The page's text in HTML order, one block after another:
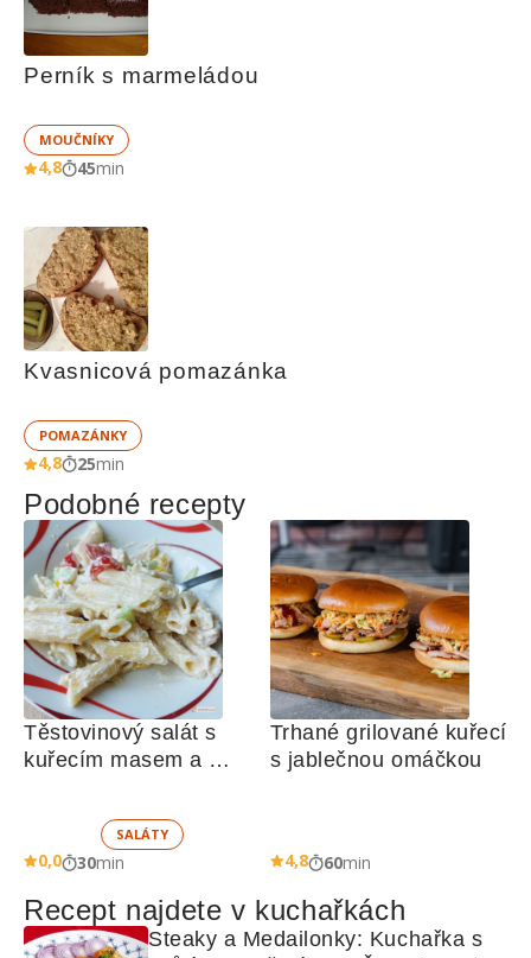
Perník s marmeládou
MOUČNÍKY
4,8 45min
Kvasnicová pomazánka
POMAZÁNKY
4,8 25min
Podobné recepty
Těstovinový salát s
kuřecím masem a
SALÁTY
0,0 30min
Trhané grilované kuřecí
s jablečnou omáčkou
4,8 60min
Recept najdete v kuchařkách
Steaky a Medailonky: Kuchařka s